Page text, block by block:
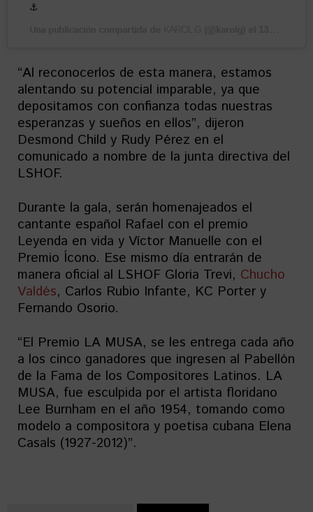
⚓️
“Al reconocerlos de esta manera, estamos
alentando su potencial imparable, ya que
depositamos con confianza todas nuestras
esperanzas y sueños en ellos”, dijeron
Desmond Child y Rudy Pérez en el
comunicado a nombre de la junta directiva del
LSHOF.
Durante la gala, serán homenajeados el
cantante español Rafael con el premio
Leyenda en vida y Víctor Manuelle con el
Premio Ícono. Ese mismo día entrarán de
manera oficial al LSHOF Gloria Trevi, Chucho
Valdés, Carlos Rubio Infante, KC Porter y
Fernando Osorio.
“El Premio LA MUSA, se les entrega cada año
a los cinco ganadores que ingresen al Pabellón
de la Fama de los Compositores Latinos. LA
MUSA, fue esculpida por el artista floridano
Lee Burnham en el año 1954, tomando como
modelo a compositora y poetisa cubana Elena
Casals (1927-2012)”.